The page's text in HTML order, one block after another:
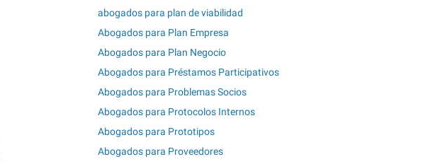
abogados para plan de viabilidad
Abogados para Plan Empresa
Abogados para Plan Negocio
Abogados para Préstamos Participativos
Abogados para Problemas Socios
Abogados para Protocolos Internos
Abogados para Prototipos
Abogados para Proveedores